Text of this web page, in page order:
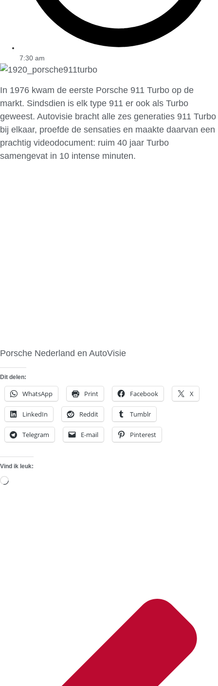
7:30 am
In 1976 kwam de eerste Porsche 911 Turbo op de
markt. Sindsdien is elk type 911 er ook als Turbo
geweest. Autovisie bracht alle zes generaties 911 Turbo
bij elkaar, proefde de sensaties en maakte daarvan een
prachtig videodocument: ruim 40 jaar Turbo
samengevat in 10 intense minuten.
Porsche Nederland en AutoVisie
Dit delen:
WhatsApp Print Facebook X
LinkedIn Reddit Tumblr
Telegram E-mail Pinterest
Vind ik leuk:
Aan